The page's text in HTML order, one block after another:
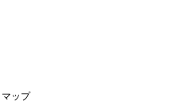
ップ